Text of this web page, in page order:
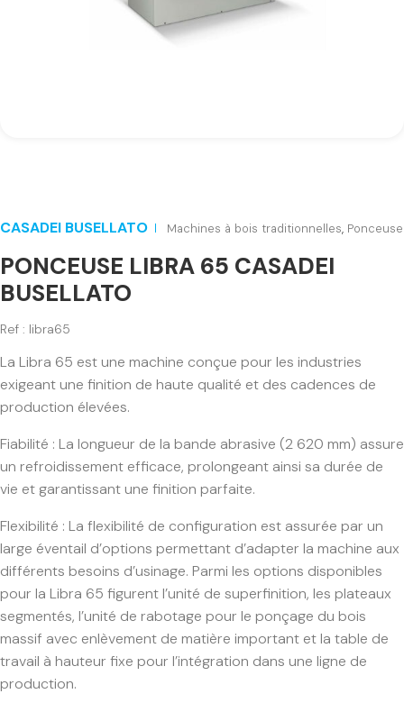
CASADEI BUSELLATO Machines à bois traditionnelles, Ponceuse
PONCEUSE LIBRA 65 CASADEI
BUSELLATO
Ref : libra65
La Libra 65 est une machine conçue pour les industries
exigeant une finition de haute qualité et des cadences de
production élevées.
Fiabilité : La longueur de la bande abrasive (2 620 mm) assure
un refroidissement efficace, prolongeant ainsi sa durée de
vie et garantissant une finition parfaite.
Flexibilité : La flexibilité de configuration est assurée par un
large éventail d’options permettant d’adapter la machine aux
différents besoins d’usinage. Parmi les options disponibles
pour la Libra 65 figurent l’unité de superfinition, les plateaux
segmentés, l’unité de rabotage pour le ponçage du bois
massif avec enlèvement de matière important et la table de
travail à hauteur fixe pour l’intégration dans une ligne de
production.